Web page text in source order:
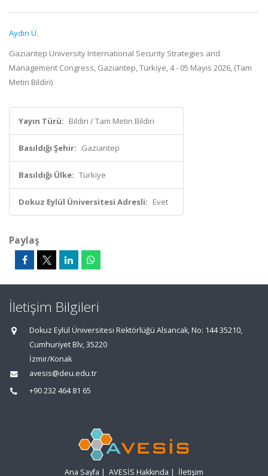
Aydın Ü.
Gaziantep University International Security Strategies and
Management Congress, Gaziantep, Türkiye, 4 - 05 Mayıs 2026, (Tam
Metin Bildiri)
Yayın Türü: Bildiri / Tam Metin Bildiri
Basıldığı Şehir: Gaziantep
Basıldığı Ülke: Türkiye
Dokuz Eylül Üniversitesi Adresli: Evet
Paylaş
İletişim Bilgileri
Dokuz Eylül Üniversitesi Rektörlüğü Alsancak, No: 144 35210,
Cumhuriyet Blv, 35220
İzmir/Konak
avesis@deu.edu.tr
+90 232 464 81 65
Ana Sayfa | AVESİS Hakkında | İletişim